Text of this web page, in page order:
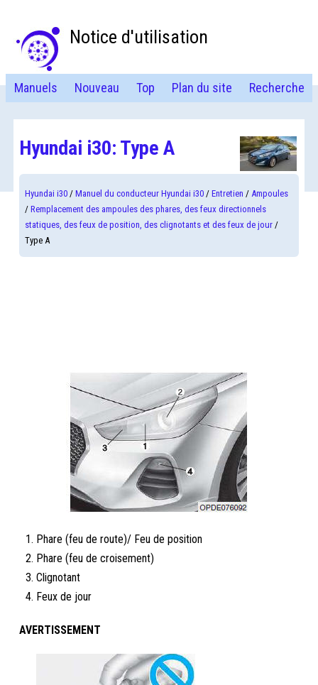
Notice d'utilisation
Manuels Nouveau Top Plan du site Recherche
Hyundai i30: Type A
Hyundai i30 /Manuel du conducteur Hyundai i30 /Entretien /Ampoules
/Remplacement des ampoules des phares, des feux directionnels
statiques, des feux de position, des clignotants et des feux de jour /
Type A
Phare (feu de route)/ Feu de position
Phare (feu de croisement)
Clignotant
Feux de jour
AVERTISSEMENT